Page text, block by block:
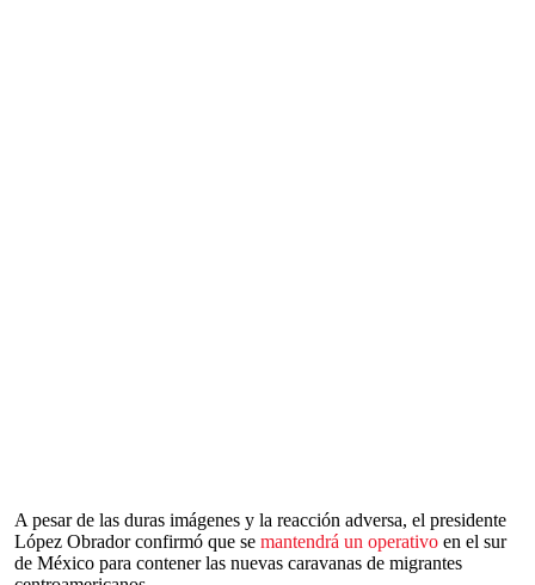
A pesar de las duras imágenes y la reacción adversa, el presidente
López Obrador confirmó que se mantendrá un operativo en el sur
de México para contener las nuevas caravanas de migrantes